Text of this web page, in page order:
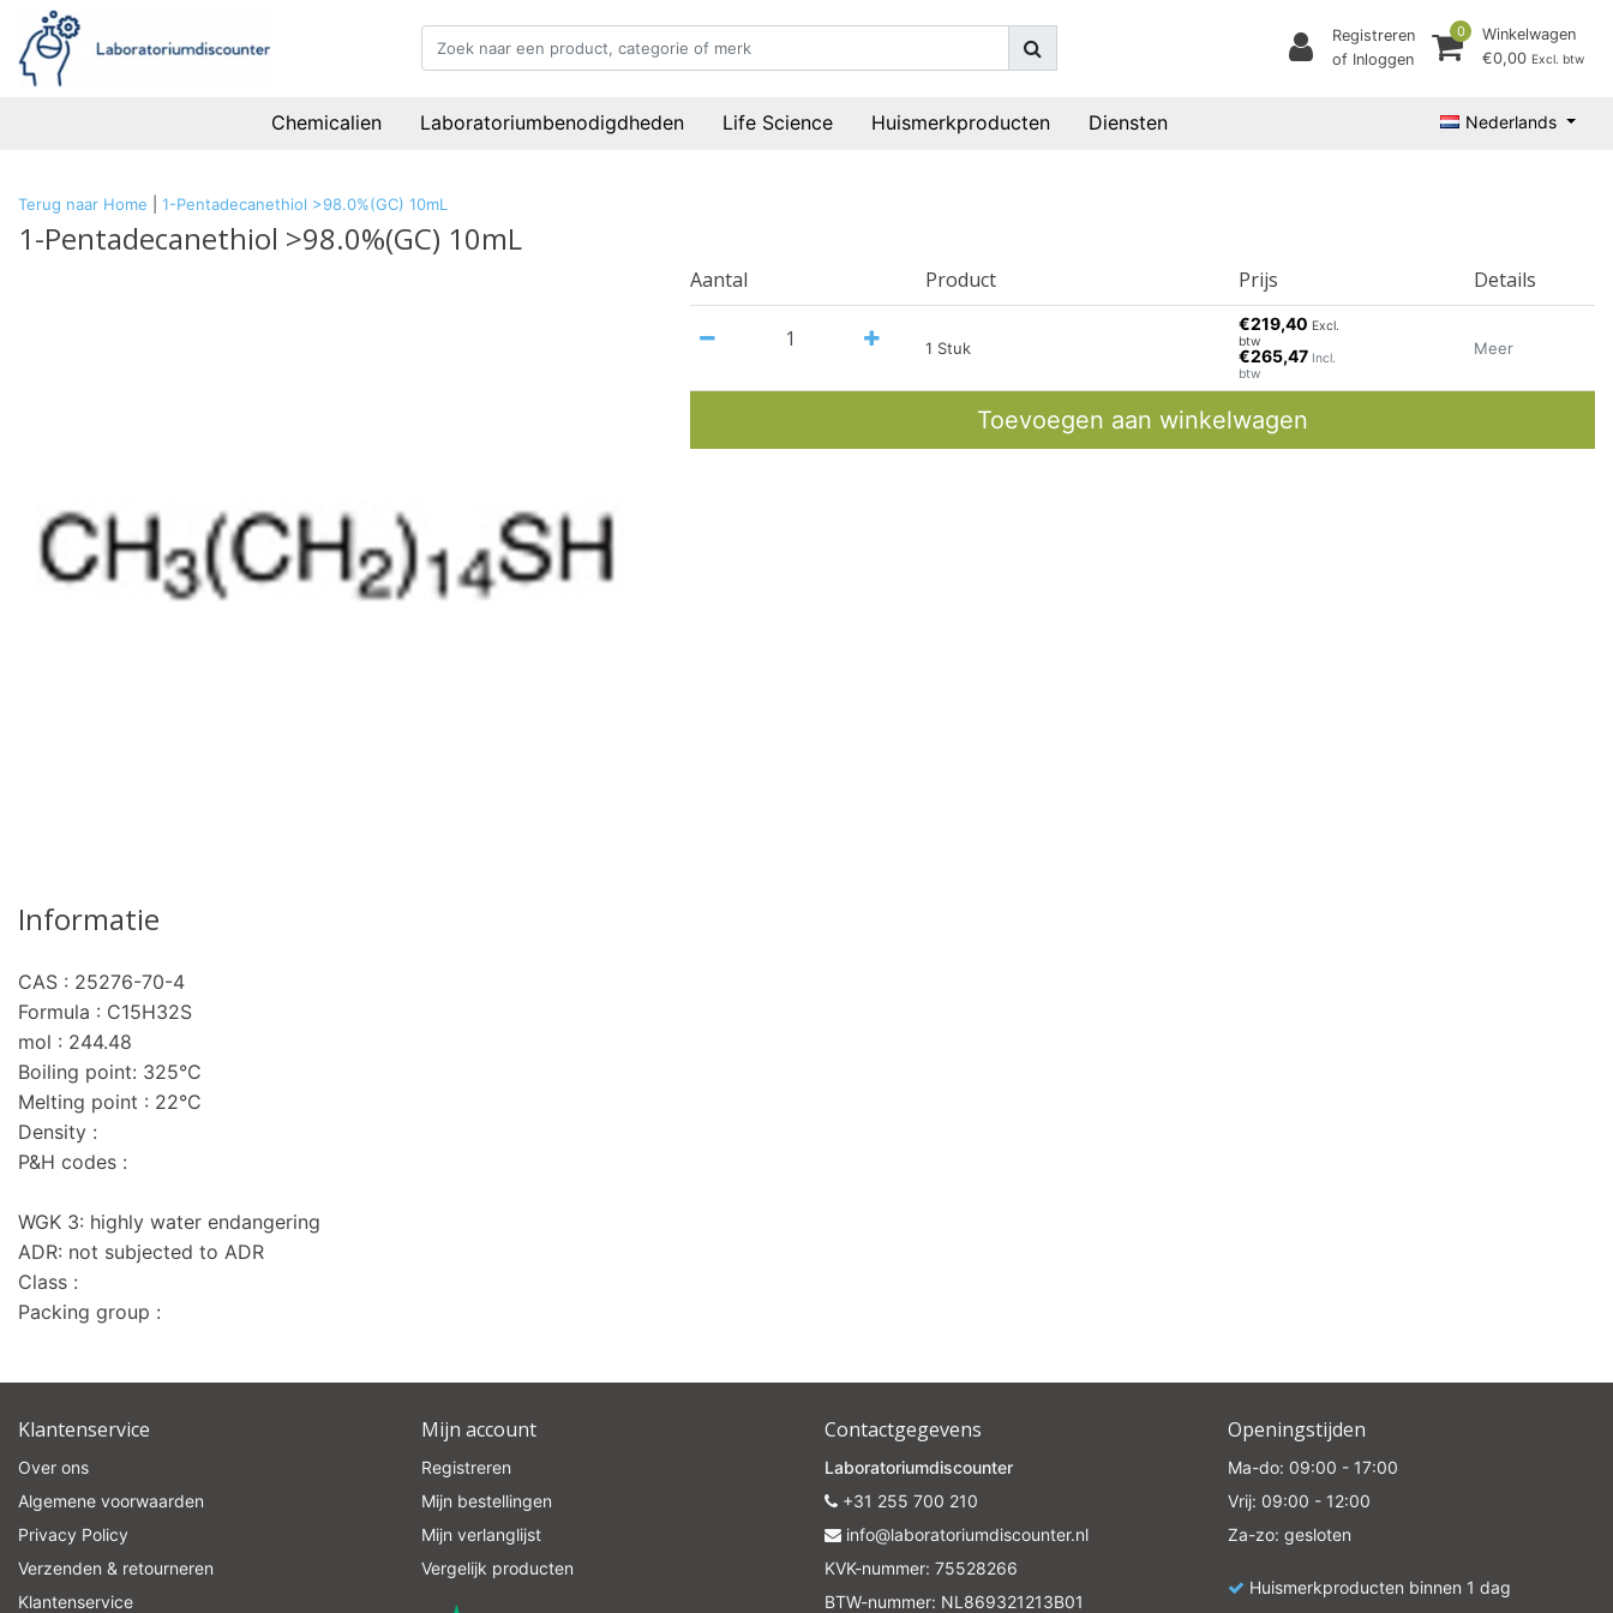
Registreren
of Inloggen
0
Winkelwagen
€0,00 Excl. btw
Chemicalien Laboratoriumbenodigdheden Life Science Huismerkproducten Diensten Nederlands
Terug naar Home 1-Pentadecanethiol >98.0%(GC) 10mL
1-Pentadecanethiol >98.0%(GC) 10mL
Aantal Product Prijs Details
1 Stuk
€219,40 Excl.
btw
€265,47 Incl.
btw
Meer
Toevoegen aan winkelwagen
Informatie
CAS : 25276-70-4
Formula : C15H32S
mol : 244.48
Boiling point: 325°C
Melting point : 22°C
Density :
P&H codes :
WGK 3: highly water endangering
ADR: not subjected to ADR
Class :
Packing group :
Klantenservice
Over ons
Algemene voorwaarden
Privacy Policy
Verzenden & retourneren
Klantenservice
Mijn account
Registreren
Mijn bestellingen
Mijn verlanglijst
Vergelijk producten
Contactgegevens
Laboratoriumdiscounter
+31 255 700 210
info@laboratoriumdiscounter.nl
KVK-nummer: 75528266
BTW-nummer: NL869321213B01
Openingstijden
Ma-do: 09:00 - 17:00
Vrij: 09:00 - 12:00
Za-zo: gesloten
Huismerkproducten binnen 1 dag